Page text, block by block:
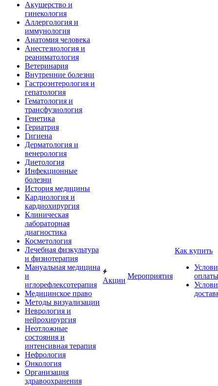
Акушерство и
гинекология
Аллергология и
иммунология
Анатомия человека
Анестезиология и
реаниматология
Ветеринария
Внутренние болезни
Гастроэнтерология и
гепатология
Гематология и
трансфузиология
Генетика
Гериатрия
Гигиена
Дерматология и
венерология
Диетология
Инфекционные
болезни
История медицины
Кардиология и
кардиохирургия
Клиническая
лабораторная
диагностика
Косметология
Лечебная физкультура
и физиотерапия
Мануальная медицина
и
иглорефлексотерапия
Медицинское право
Методы визуализации
Неврология и
нейрохирургия
Неотложные
состояния и
интенсивная терапия
Нефрология
Онкология
Организация
здравоохранения
Акции
Мероприятия
Как купить
оплаты